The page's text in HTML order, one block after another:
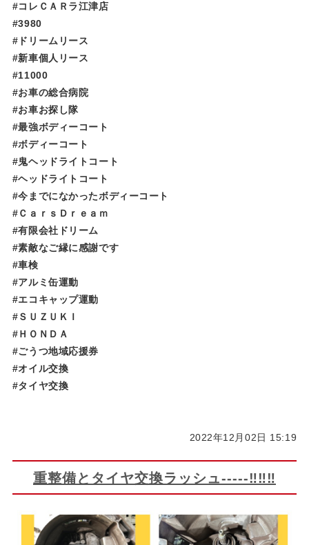
#コレＣＡＲラ江津店
#3980
#ドリームリース
#新車個人リース
#11000
#お車の総合病院
#お車お探し隊
#最強ボディーコート
#ボディーコート
#鬼ヘッドライトコート
#ヘッドライトコート
#今までになかったボディーコート
#ＣａｒｓＤｒｅａｍ
#有限会社ドリーム
#素敵なご縁に感謝です
#車検
#アルミ缶運動
#エコキャップ運動
#ＳＵＺＵＫＩ
#ＨＯＮＤＡ
#ごうつ地域応援券
#オイル交換
#タイヤ交換
2022年12月02日 15:19
重整備とタイヤ交換ラッシュ-----‼‼‼